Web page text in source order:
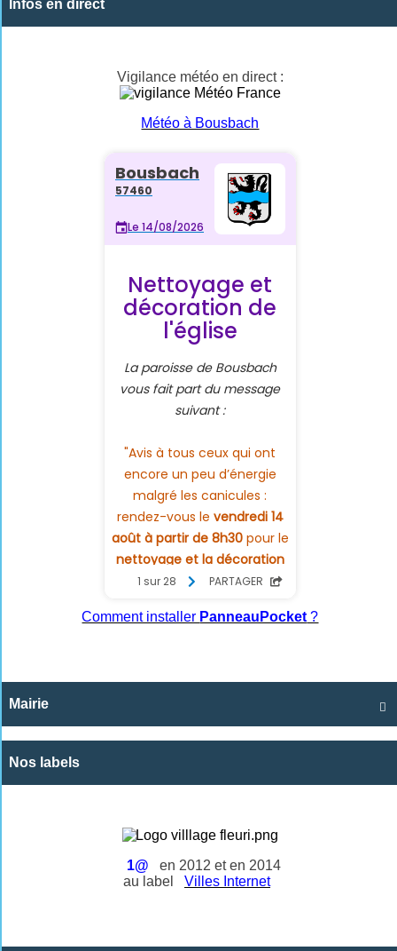
Infos en direct
Vigilance météo en direct :
Météo à Bousbach
Comment installer PanneauPocket ?

Mairie
Nos labels
1@
en 2012 et en 2014
au label
Villes Internet